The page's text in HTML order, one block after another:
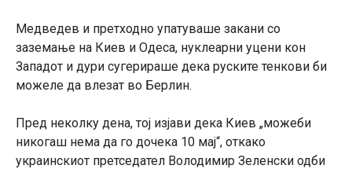
Медведев и претходно упатуваше закани со
заземање на Киев и Одеса, нуклеарни уцени кон
Западот и дури сугерираше дека руските тенкови би
можеле да влезат во Берлин.
Пред неколку дена, тој изјави дека Киев „можеби
никогаш нема да го дочека 10 мај“, откако
украинскиот претседател Володимир Зеленски одби